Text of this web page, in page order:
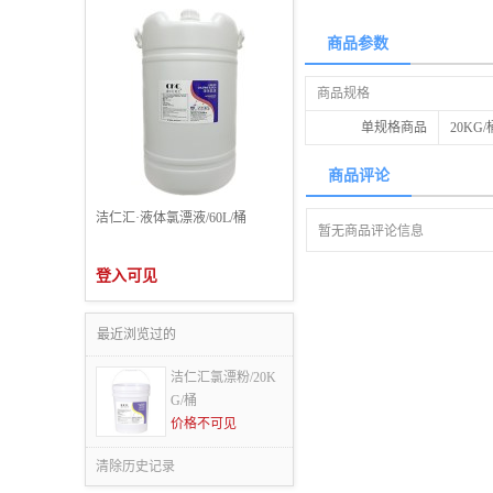
洁仁汇·液体氯漂液/60L/桶
登入可见
最近浏览过的
洁仁汇氯漂粉/20K
G/桶
价格不可见
清除历史记录
商品参数
商品规格
单规格商品 20KG/
商品评论
暂无商品评论信息